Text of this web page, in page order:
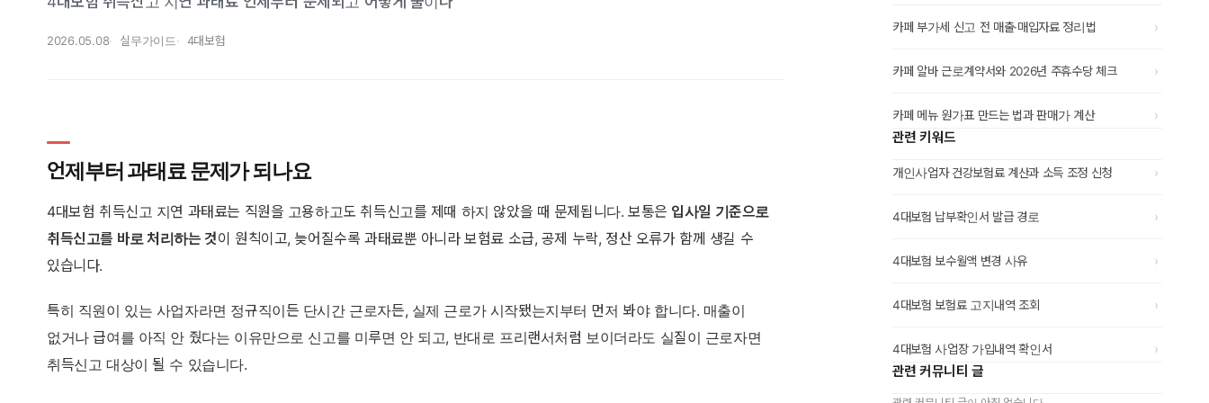
2026.05.08 실무가이드 4대보험
언제부터 과태료 문제가 되나요
4대보험 취득신고 지연 과태료는 직원을 고용하고도 취득신고를 제때 하지 않았을 때 문제됩니다. 보통은 입사일 기준으로
취득신고를 바로 처리하는 것이 원칙이고, 늦어질수록 과태료뿐 아니라 보험료 소급, 공제 누락, 정산 오류가 함께 생길 수
있습니다.
특히 직원이 있는 사업자라면 정규직이든 단시간 근로자든, 실제 근로가 시작됐는지부터 먼저 봐야 합니다. 매출이
없거나 급여를 아직 안 줬다는 이유만으로 신고를 미루면 안 되고, 반대로 프리랜서처럼 보이더라도 실질이 근로자면
취득신고 대상이 될 수 있습니다.
카페 부가세 신고 전 매출·매입자료 정리법 ›
카페 알바 근로계약서와 2026년 주휴수당 체크 ›
카페 메뉴 원가표 만드는 법과 판매가 계산 ›
관련 키워드
개인사업자 건강보험료 계산과 소득 조정 신청 ›
4대보험 납부확인서 발급 경로 ›
4대보험 보수월액 변경 사유 ›
4대보험 보험료 고지내역 조회 ›
4대보험 사업장 가입내역 확인서 ›
관련 커뮤니티 글